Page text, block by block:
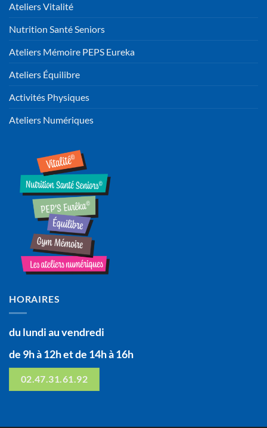
Ateliers Vitalité
Nutrition Santé Seniors
Ateliers Mémoire PEPS Eureka
Ateliers Équilibre
Activités Physiques
Ateliers Numériques
HORAIRES
du lundi au vendredi
de 9h à 12h et de 14h à 16h
02.47.31.61.92